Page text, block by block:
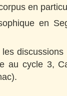
en
en
au cycle 3,